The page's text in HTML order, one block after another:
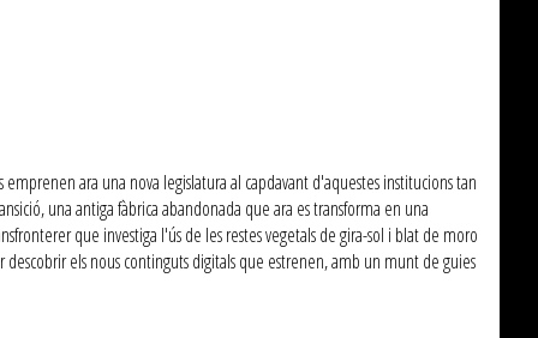
ara una nova legislatura al capdavant d'aquestes institucions tan
una antiga fàbrica abandonada que ara es transforma en una
que investiga l'ús de les restes vegetals de gira-sol i blat de moro
els nous continguts digitals que estrenen, amb un munt de guies